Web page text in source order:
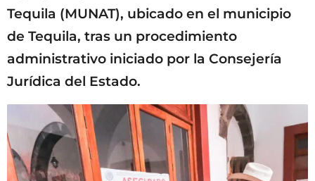
Tequila (MUNAT), ubicado en el municipio
de Tequila, tras un procedimiento
administrativo iniciado por la Consejería
Jurídica del Estado.